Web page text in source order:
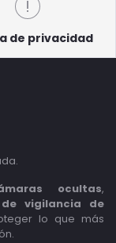
de privacidad
ocultas,
vigilancia de
lo que más